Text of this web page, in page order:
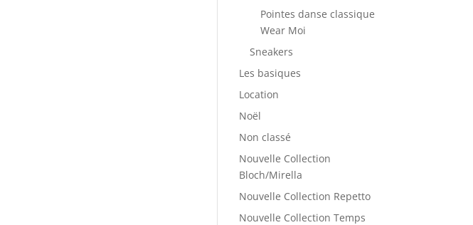
Pointes danse classique
Wear Moi
Sneakers
Les basiques
Location
Noël
Non classé
Nouvelle Collection
Bloch/Mirella
Nouvelle Collection Repetto
Nouvelle Collection Temps